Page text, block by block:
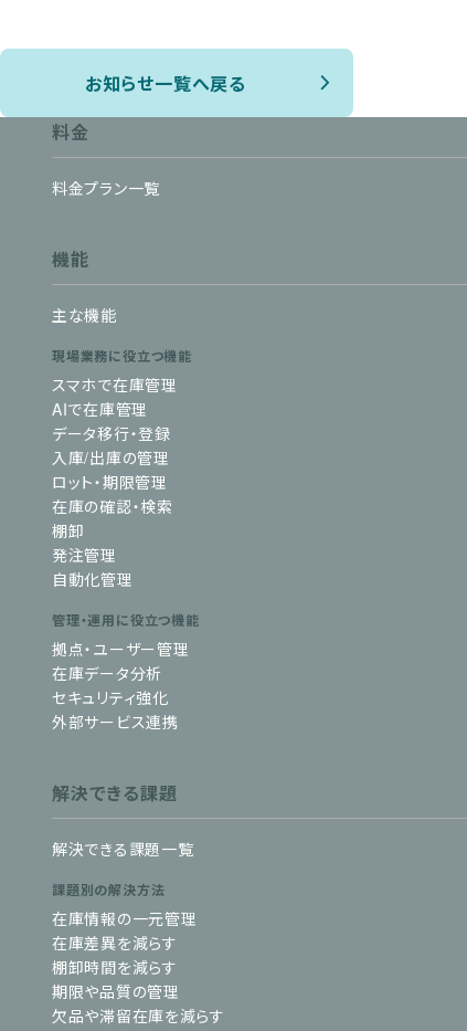
お知らせ一覧へ戻る
料金
料金プラン一覧
機能
主な機能
現場業務に役立つ機能
スマホで在庫管理
AIで在庫管理
データ移行・登録
入庫/出庫の管理
ロット・期限管理
在庫の確認・検索
棚卸
発注管理
自動化管理
管理・運用に役立つ機能
拠点・ユーザー管理
在庫データ分析
セキュリティ強化
外部サービス連携
解決できる課題
解決できる課題一覧
課題別の解決方法
在庫情報の一元管理
在庫差異を減らす
棚卸時間を減らす
期限や品質の管理
欠品や滞留在庫を減らす